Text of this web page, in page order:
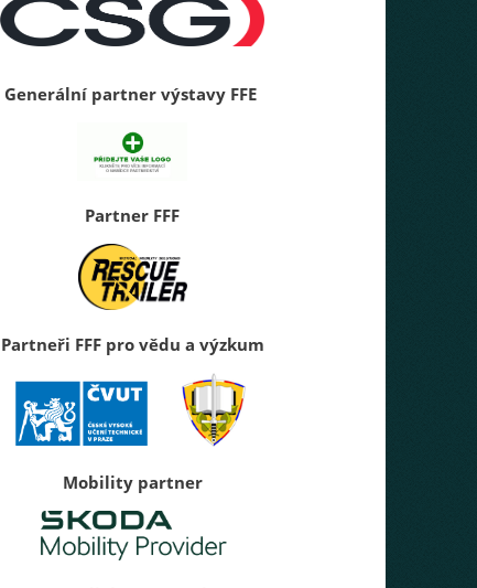
Generální partner výstavy FFE
Partner FFF
Partneři FFF pro vědu a výzkum
Mobility partner